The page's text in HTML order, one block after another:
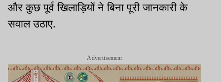
और कुछ पूर्व खिलाड़ियों ने बिना पूरी जानकारी के
सवाल उठाए.
Advertisement